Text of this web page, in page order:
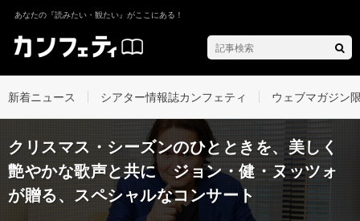
あなたの『読みたい・観たい』がここにある！
新着ニュース シアター情報誌カンフェティ ウェブマガジン
クリスマス・シーズンのひとときを、美しく
艶やかな歌声と共に ジョン・健・ヌッツォ
が贈る、スペシャルなコンサート